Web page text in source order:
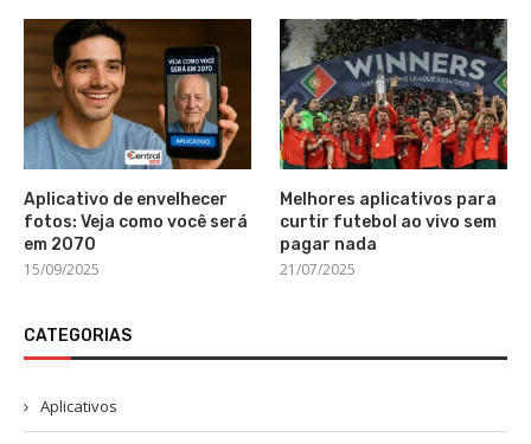
Aplicativo de envelhecer
fotos: Veja como você será
em 2070
15/09/2025
Melhores aplicativos para
curtir futebol ao vivo sem
pagar nada
21/07/2025
CATEGORIAS
Aplicativos